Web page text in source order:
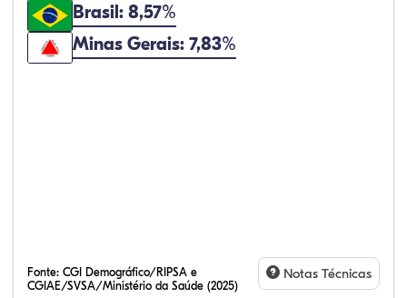
Brasil: 8,57%
Minas Gerais: 7,83%
Fonte: CGI Demográfico/RIPSA e
CGIAE/SVSA/Ministério da Saúde (2025)
Notas Técnicas